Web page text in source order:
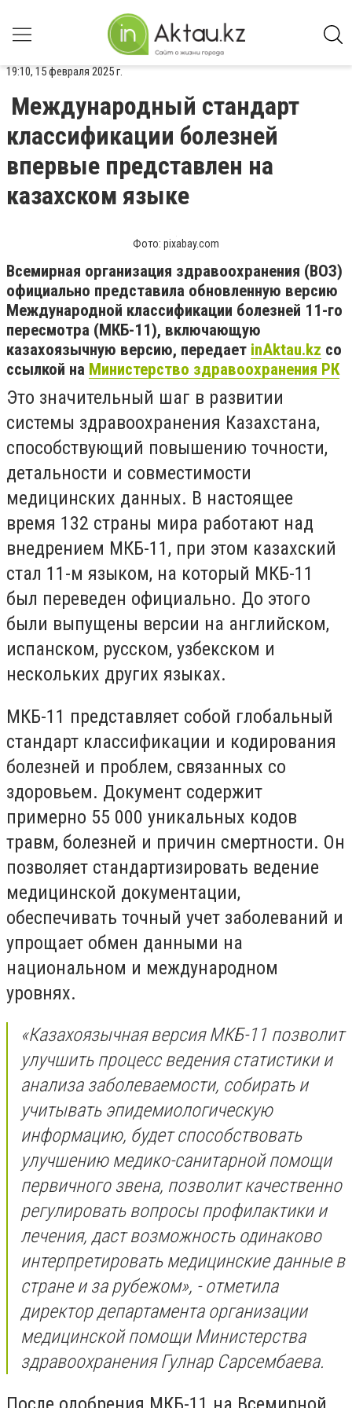
19:10, 15 февраля 2025 г.
Международный стандарт
классификации болезней
впервые представлен на
казахском языке
Фото: pixabay.com
Всемирная организация здравоохранения (ВОЗ)
официально представила обновленную версию
Международной классификации болезней 11-го
пересмотра (МКБ-11), включающую
казахоязычную версию, передает inAktau.kz со
ссылкой на Министерство здравоохранения РК
Это значительный шаг в развитии
системы здравоохранения Казахстана,
способствующий повышению точности,
детальности и совместимости
медицинских данных. В настоящее
время 132 страны мира работают над
внедрением МКБ-11, при этом казахский
стал 11-м языком, на который МКБ-11
был переведен официально. До этого
были выпущены версии на английском,
испанском, русском, узбекском и
нескольких других языках.
МКБ-11 представляет собой глобальный
стандарт классификации и кодирования
болезней и проблем, связанных со
здоровьем. Документ содержит
примерно 55 000 уникальных кодов
травм, болезней и причин смертности. Он
позволяет стандартизировать ведение
медицинской документации,
обеспечивать точный учет заболеваний и
упрощает обмен данными на
национальном и международном
уровнях.
«Казахоязычная версия МКБ-11 позволит
улучшить процесс ведения статистики и
анализа заболеваемости, собирать и
учитывать эпидемиологическую
информацию, будет способствовать
улучшению медико-санитарной помощи
первичного звена, позволит качественно
регулировать вопросы профилактики и
лечения, даст возможность одинаково
интерпретировать медицинские данные в
стране и за рубежом», - отметила
директор департамента организации
медицинской помощи Министерства
здравоохранения Гулнар Сарсембаева.